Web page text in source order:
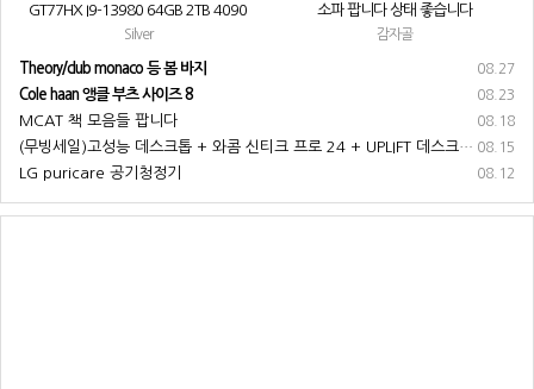
GT77HX I9-13980 64GB 2TB 4090
Silver
소파 팝니다 상태 좋습니다
감자골
08.27
Theory/club monaco 등 봄 바지
08.23
Cole haan 앵클 부츠 사이즈 8
08.18
MCAT 책 모음들 팝니다
08.15
(무빙세일)고성능 데스크톱 + 와콤 신티크 프로 24 + UPLIFT 데스크 + 기타 부속품 전부 팝니다
08.12
LG puricare 공기청정기